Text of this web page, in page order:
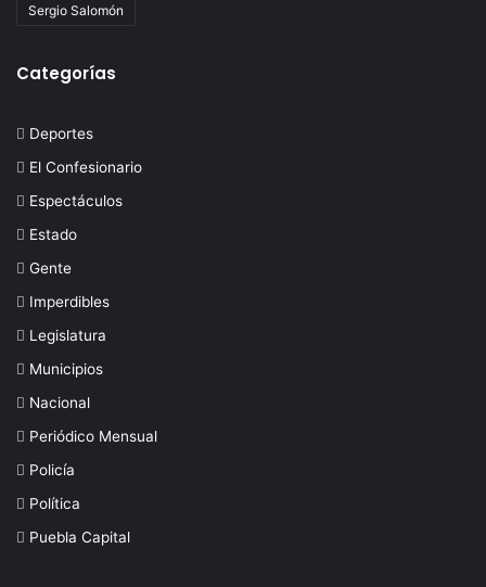
Sergio Salomón
Categorías
Deportes
El Confesionario
Espectáculos
Estado
Gente
Imperdibles
Legislatura
Municipios
Nacional
Periódico Mensual
Policía
Política
Puebla Capital